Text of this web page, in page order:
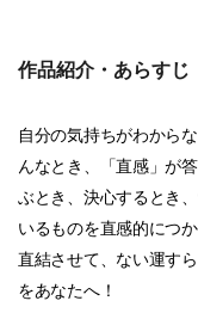
作品紹介・あらすじ
自分の気持ちがわから
んなとき、「直感」が
ぶとき、決心するとき
いるものを直感的につ
直結させて、ない運す
をあなたへ！